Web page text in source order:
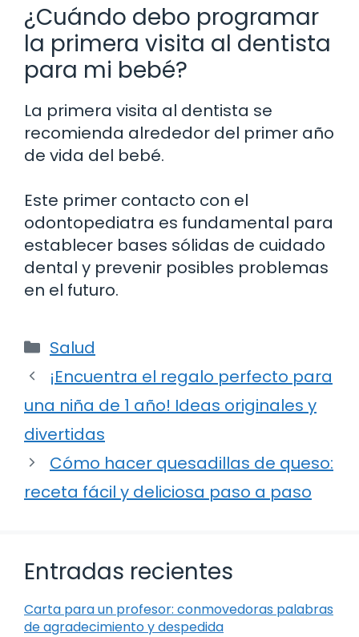
¿Cuándo debo programar
la primera visita al dentista
para mi bebé?
La primera visita al dentista se
recomienda alrededor del primer año
de vida del bebé.
Este primer contacto con el
odontopediatra es fundamental para
establecer bases sólidas de cuidado
dental y prevenir posibles problemas
en el futuro.
Categorías
Salud
¡Encuentra el regalo perfecto para
una niña de 1 año! Ideas originales y
divertidas
Cómo hacer quesadillas de queso:
receta fácil y deliciosa paso a paso
Entradas recientes
Carta para un profesor: conmovedoras palabras
de agradecimiento y despedida